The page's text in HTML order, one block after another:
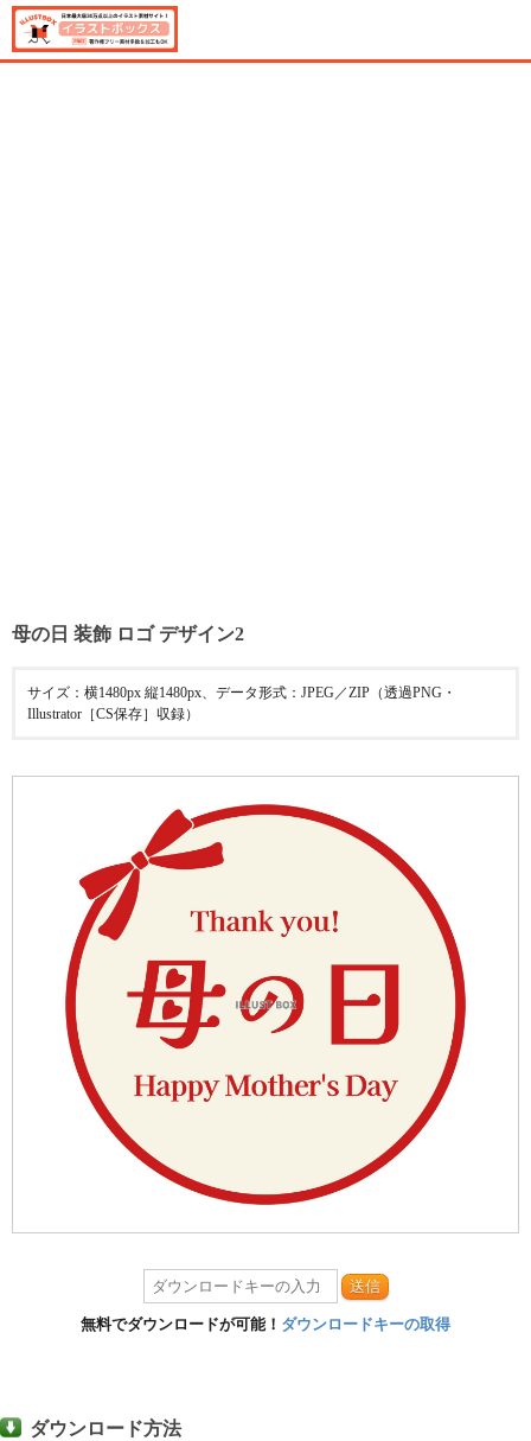
母の日 装飾 ロゴ デザイン2
サイズ：横1480px 縦1480px、データ形式：JPEG／ZIP（透過PNG・
Illustrator［CS保存］収録）
送信
無料でダウンロードが可能！ ダウンロードキーの取得
ダウンロード方法